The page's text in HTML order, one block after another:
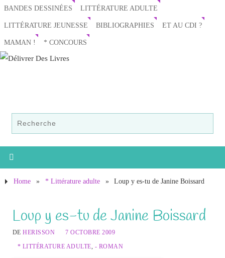
BANDES DESSINÉES LITTÉRATURE ADULTE
LITTÉRATURE JEUNESSE BIBLIOGRAPHIES ET AU CDI ?
MAMAN ! * CONCOURS
Home » * Littérature adulte » Loup y es-tu de Janine Boissard
Loup y es-tu de Janine Boissard
DEHERISSON
7 OCTOBRE 2009
* LITTÉRATURE ADULTE, - ROMAN